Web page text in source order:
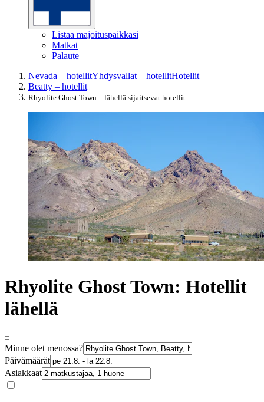
Listaa majoituspaikkasi
Matkat
Palaute
Nevada – hotellitYhdysvallat – hotellitHotellit
Beatty – hotellit
Rhyolite Ghost Town – lähellä sijaitsevat hotellit
Rhyolite Ghost Town: Hotellit
lähellä
Minne olet menossa?
Päivämäärät
Asiakkaat